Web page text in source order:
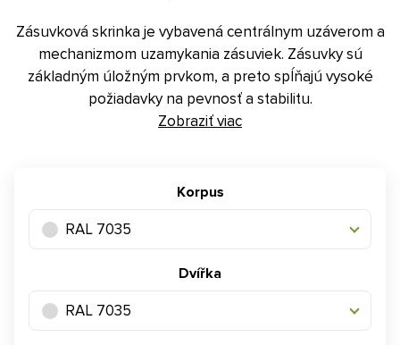
Zásuvková skrinka je vybavená centrálnym uzáverom a
mechanizmom uzamykania zásuviek. Zásuvky sú
základným úložným prvkom, a preto spĺňajú vysoké
požiadavky na pevnosť a stabilitu.
Zobraziť viac
Korpus
RAL 7035
Dvířka
RAL 7035